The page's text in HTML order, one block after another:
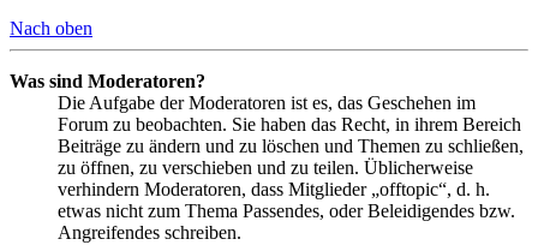
Nach oben
Was sind Moderatoren?
Die Aufgabe der Moderatoren ist es, das Geschehen im
Forum zu beobachten. Sie haben das Recht, in ihrem Bereich
Beiträge zu ändern und zu löschen und Themen zu schließen,
zu öffnen, zu verschieben und zu teilen. Üblicherweise
verhindern Moderatoren, dass Mitglieder „offtopic“, d. h.
etwas nicht zum Thema Passendes, oder Beleidigendes bzw.
Angreifendes schreiben.